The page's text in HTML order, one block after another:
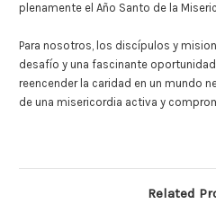
plenamente el Año Santo de la
Para nosotros, los discípulos y
desafío y una fascinante
reencender la caridad en un mundo
de una misericordia activa y
Related